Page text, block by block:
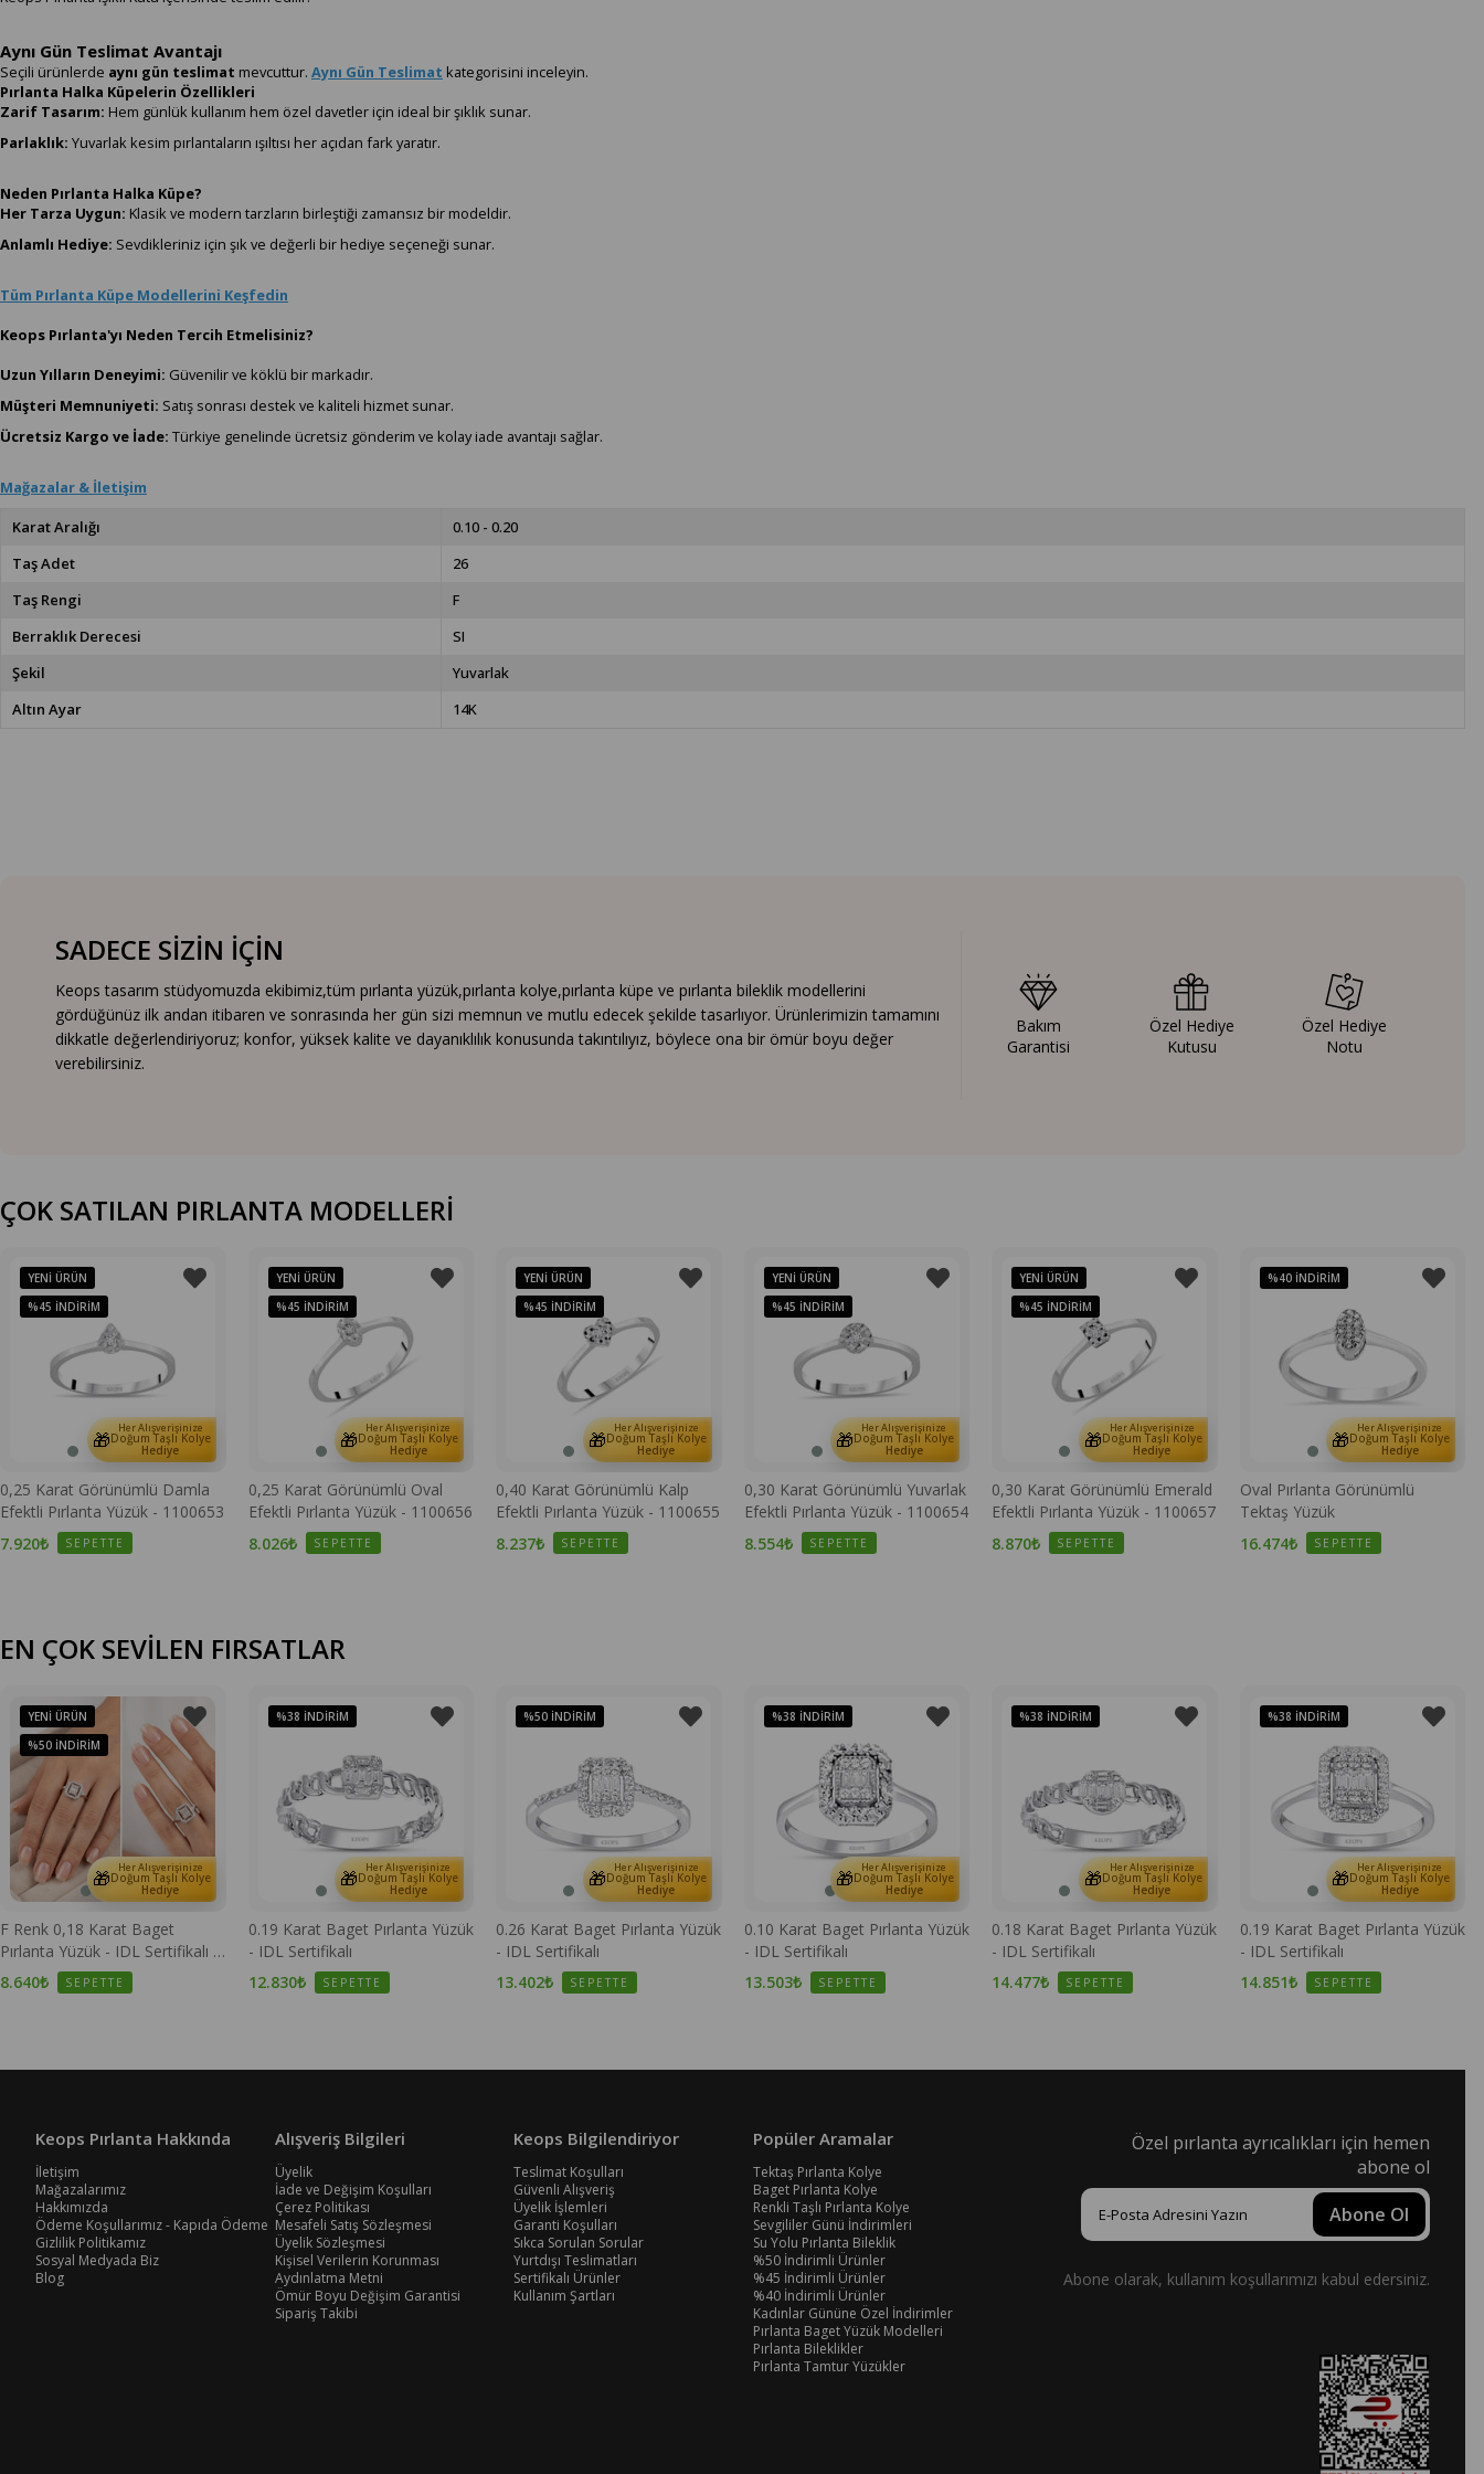
Aynı Gün Teslimat Avantajı
Seçili ürünlerde aynı gün teslimat mevcuttur. Aynı Gün Teslimat kategorisini inceleyin.
Pırlanta Halka Küpelerin Özellikleri
Zarif Tasarım: Hem günlük kullanım hem özel davetler için ideal bir şıklık sunar.
Parlaklık: Yuvarlak kesim pırlantaların ışıltısı her açıdan fark yaratır.
Neden Pırlanta Halka Küpe?
Her Tarza Uygun: Klasik ve modern tarzların birleştiği zamansız bir modeldir.
Anlamlı Hediye: Sevdikleriniz için şık ve değerli bir hediye seçeneği sunar.
Tüm Pırlanta Küpe Modellerini Keşfedin
Keops Pırlanta'yı Neden Tercih Etmelisiniz?
Uzun Yılların Deneyimi: Güvenilir ve köklü bir markadır.
Müşteri Memnuniyeti: Satış sonrası destek ve kaliteli hizmet sunar.
Ücretsiz Kargo ve İade: Türkiye genelinde ücretsiz gönderim ve kolay iade avantajı sağlar.
Mağazalar & İletişim
Karat Aralığı
0.10 - 0.20
Taş Adet
26
Taş Rengi
F
Berraklık Derecesi
SI
Şekil
Yuvarlak
Altın Ayar
14K
SADECE SİZİN İÇİN
Keops tasarım stüdyomuzda ekibimiz,tüm pırlanta yüzük,pırlanta kolye,pırlanta küpe ve pırlanta bileklik modellerini
gördüğünüz ilk andan itibaren ve sonrasında her gün sizi memnun ve mutlu edecek şekilde tasarlıyor. Ürünlerimizin tamamını
dikkatle değerlendiriyoruz; konfor, yüksek kalite ve dayanıklılık konusunda takıntılıyız, böylece ona bir ömür boyu değer
verebilirsiniz.
Bakım
Garantisi
Özel Hediye
Kutusu
Özel Hediye
Notu
ÇOK SATILAN PIRLANTA MODELLERİ
🎁 Her Alışverişinize
Doğum Taşlı Kolye
Hediye
0,25 Karat Görünümlü Damla
Efektli Pırlanta Yüzük - 1100653
7.920₺
SEPETTE
YENI ÜRÜN
%45 İNDIRIM
🎁 Her Alışverişinize
Doğum Taşlı Kolye
Hediye
0,25 Karat Görünümlü Oval
Efektli Pırlanta Yüzük - 1100656
8.026₺
SEPETTE
YENI ÜRÜN
%45 İNDIRIM
🎁 Her Alışverişinize
Doğum Taşlı Kolye
Hediye
0,40 Karat Görünümlü Kalp
Efektli Pırlanta Yüzük - 1100655
8.237₺
SEPETTE
YENI ÜRÜN
%45 İNDIRIM
🎁 Her Alışverişinize
Doğum Taşlı Kolye
Hediye
0,30 Karat Görünümlü Yuvarlak
Efektli Pırlanta Yüzük - 1100654
8.554₺
SEPETTE
YENI ÜRÜN
%45 İNDIRIM
🎁 Her Alışverişinize
Doğum Taşlı Kolye
Hediye
0,30 Karat Görünümlü Emerald
Efektli Pırlanta Yüzük - 1100657
8.870₺
SEPETTE
YENI ÜRÜN
%45 İNDIRIM
🎁 Her Alışverişinize
Doğum Taşlı Kolye
Hediye
Oval Pırlanta Görünümlü
Tektaş Yüzük
16.474₺
SEPETTE
%40 İNDIRIM
EN ÇOK SEVİLEN FIRSATLAR
🎁 Her Alışverişinize
Doğum Taşlı Kolye
Hediye
F Renk 0,18 Karat Baget
Pırlanta Yüzük - IDL Sertifikalı -
1100670
8.640₺ SEPETTE
YENI ÜRÜN
%50 İNDIRIM
🎁 Her Alışverişinize
Doğum Taşlı Kolye
Hediye
0.19 Karat Baget Pırlanta Yüzük
- IDL Sertifikalı
12.830₺
SEPETTE
%38 İNDIRIM
🎁 Her Alışverişinize
Doğum Taşlı Kolye
Hediye
0.26 Karat Baget Pırlanta Yüzük
- IDL Sertifikalı
13.402₺
SEPETTE
%50 İNDIRIM
🎁 Her Alışverişinize
Doğum Taşlı Kolye
Hediye
0.10 Karat Baget Pırlanta Yüzük
- IDL Sertifikalı
13.503₺
SEPETTE
%38 İNDIRIM
🎁 Her Alışverişinize
Doğum Taşlı Kolye
Hediye
0.18 Karat Baget Pırlanta Yüzük
- IDL Sertifikalı
14.477₺
SEPETTE
%38 İNDIRIM
🎁 Her Alışverişinize
Doğum Taşlı Kolye
Hediye
0.19 Karat Baget Pırlanta Yüzük
- IDL Sertifikalı
14.851₺
SEPETTE
%38 İNDIRIM
Keops Pırlanta Hakkında
İletişim
Mağazalarımız
Hakkımızda
Ödeme Koşullarımız - Kapıda Ödeme
Gizlilik Politikamız
Sosyal Medyada Biz
Blog
Alışveriş Bilgileri
Üyelik
İade ve Değişim Koşulları
Çerez Politikası
Mesafeli Satış Sözleşmesi
Üyelik Sözleşmesi
Kişisel Verilerin Korunması
Aydınlatma Metni
Ömür Boyu Değişim Garantisi
Sipariş Takibi
Keops Bilgilendiriyor
Teslimat Koşulları
Güvenli Alışveriş
Üyelik İşlemleri
Garanti Koşulları
Sıkca Sorulan Sorular
Yurtdışı Teslimatları
Sertifikalı Ürünler
Kullanım Şartları
Popüler Aramalar
Tektaş Pırlanta Kolye
Baget Pırlanta Kolye
Renkli Taşlı Pırlanta Kolye
Sevgililer Günü İndirimleri
Su Yolu Pırlanta Bileklik
%50 İndirimli Ürünler
%45 İndirimli Ürünler
%40 İndirimli Ürünler
Kadınlar Gününe Özel İndirimler
Pırlanta Baget Yüzük Modelleri
Pırlanta Bileklikler
Pırlanta Tamtur Yüzükler
Özel pırlanta ayrıcalıkları için hemen
abone ol
Abone Ol
Abone olarak, kullanım koşullarımızı kabul edersiniz.